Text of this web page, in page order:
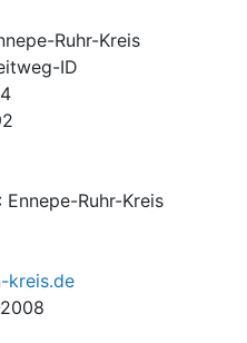
Ruhr-Kreis
ID
: Ennepe-Ruhr-Kreis
kreis.de